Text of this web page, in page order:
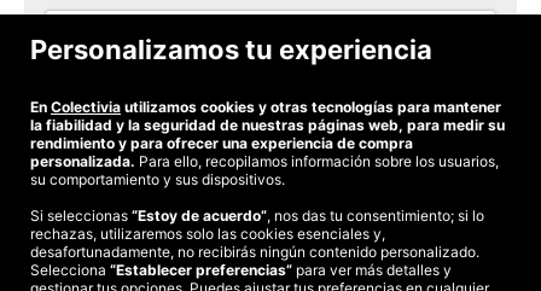
un monologo que centre su primera parte en las corridas de
complicado que funcione
©2026 Colectivia
Términos y condiciones|Política de privacidad|Política de cookies
Personalizamos tu experiencia
En Colectivia utilizamos cookies y otras tecnologías para mantener
la fiabilidad y la seguridad de nuestras páginas web, para medir su
rendimiento y para ofrecer una experiencia de compra
personalizada. Para ello, recopilamos información sobre los usuarios,
su comportamiento y sus dispositivos.
Si seleccionas “Estoy de acuerdo”, nos das tu consentimiento; si lo
rechazas, utilizaremos solo las cookies esenciales y,
desafortunadamente, no recibirás ningún contenido personalizado.
Selecciona “Establecer preferencias” para ver más detalles y